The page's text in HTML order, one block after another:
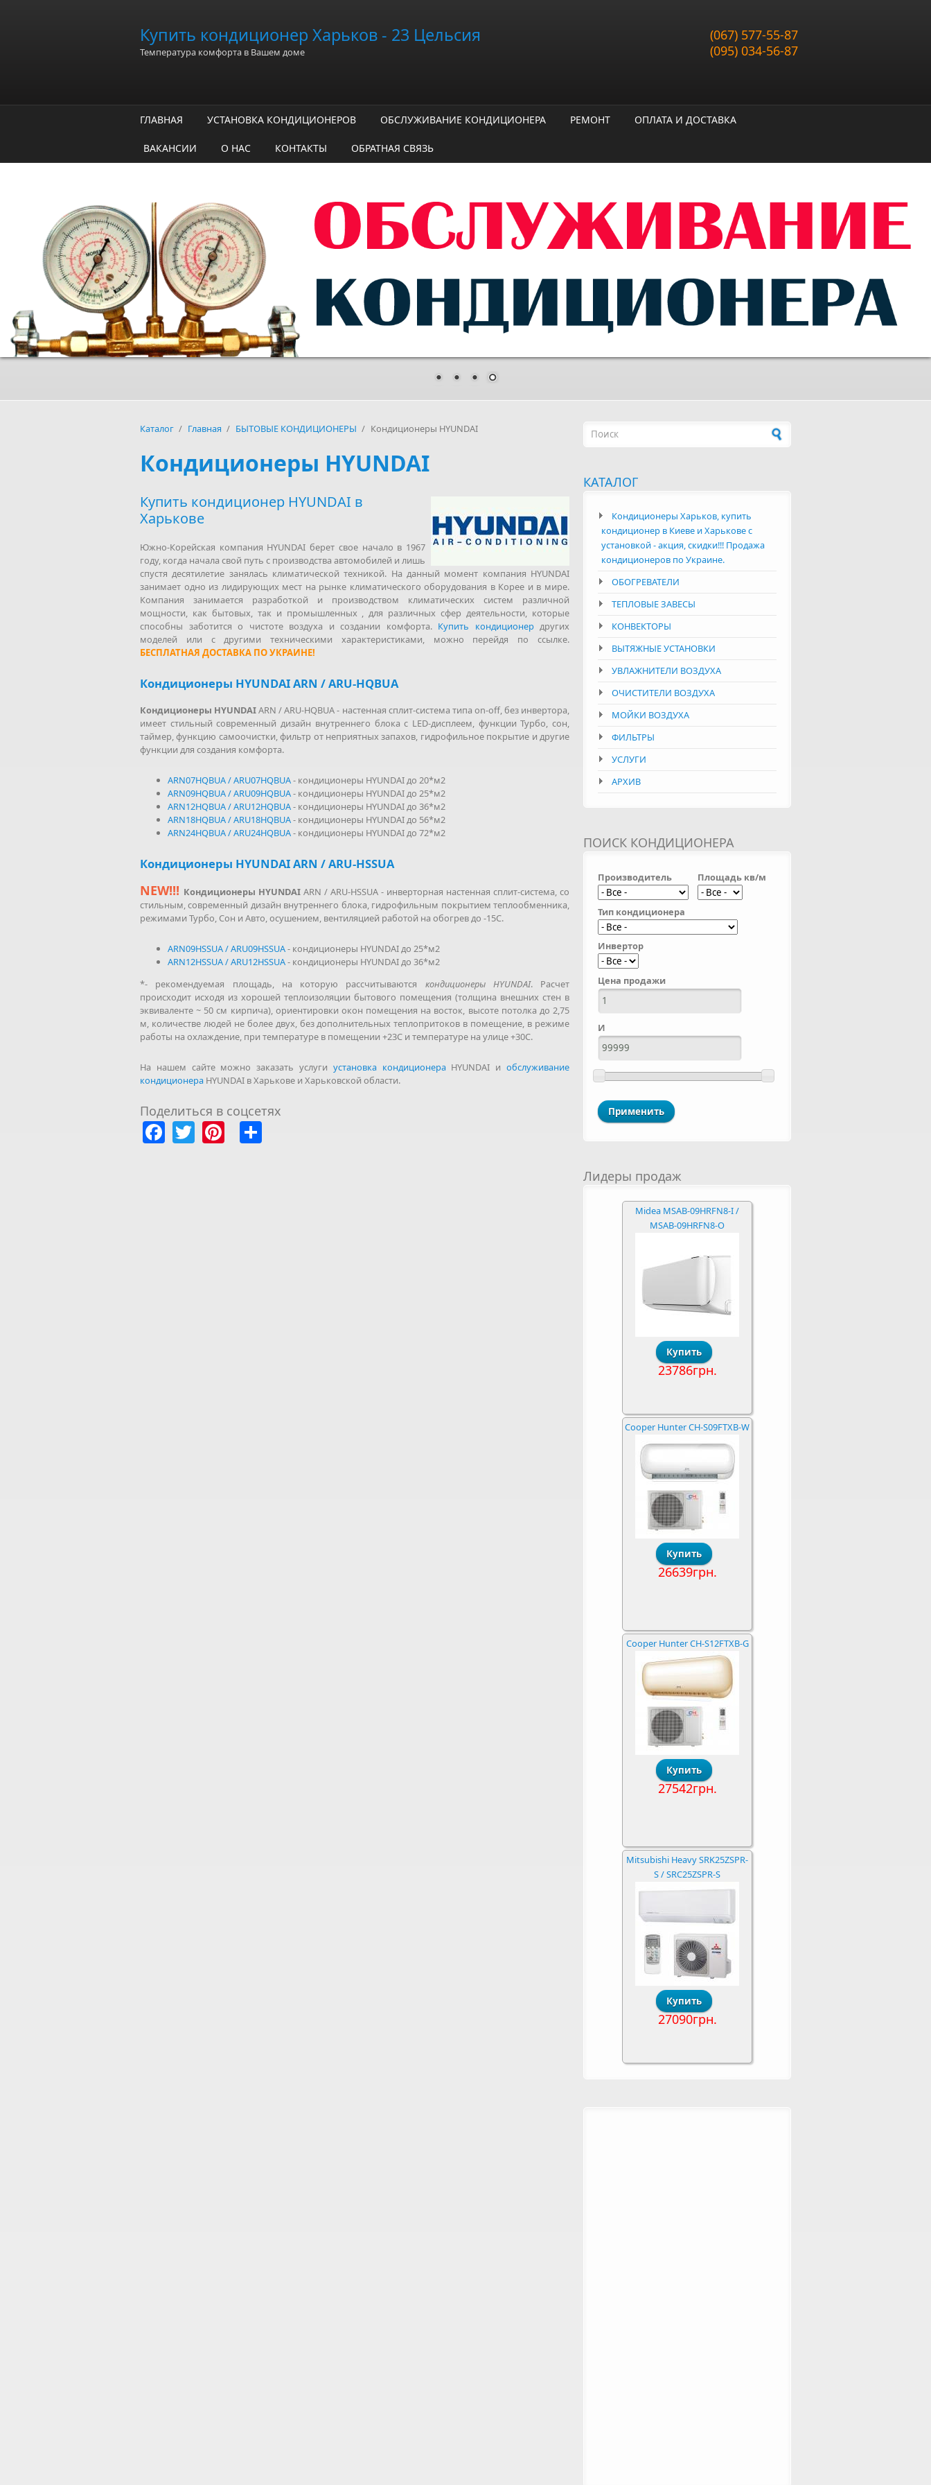
Купить кондиционер Харьков - 23 Цельсия
Температура комфорта в Вашем доме
(067) 577-55-87
(095) 034-56-87
ГЛАВНАЯ УСТАНОВКА КОНДИЦИОНЕРОВ ОБСЛУЖИВАНИЕ КОНДИЦИОНЕРА РЕМОНТ ОПЛАТА И ДОСТАВКА
ВАКАНСИИ О НАС КОНТАКТЫ ОБРАТНАЯ СВЯЗЬ
Каталог / Главная / БЫТОВЫЕ КОНДИЦИОНЕРЫ / Кондиционеры HYUNDAI
Кондиционеры HYUNDAI
Купить кондиционер HYUNDAI в
Харькове
Южно-Корейская компания HYUNDAI берет свое начало в 1967
году, когда начала свой путь с производства автомобилей и лишь
спустя десятилетие занялась климатической техникой. На данный момент компания HYUNDAI
занимает одно из лидирующих мест на рынке климатического оборудования в Корее и в мире.
Компания занимается разработкой и производством климатических систем различной
мощности, как бытовых, так и промышленных , для различных сфер деятельности, которые
способны заботится о чистоте воздуха и создании комфорта. Купить кондиционердругих
моделей или с другими техническими характеристиками, можно перейдя по ссылке.
БЕСПЛАТНАЯ ДОСТАВКА ПО УКРАИНЕ!
Кондиционеры HYUNDAI ARN / ARU-HQBUA
Кондиционеры HYUNDAIARN / ARU-HQBUA - настенная сплит-система типа on-off, без инвертора,
имеет стильный современный дизайн внутреннего блока с LED-дисплеем, функции Турбо, сон,
таймер, функцию самоочистки, фильтр от неприятных запахов, гидрофильное покрытие и другие
функции для создания комфорта.
ARN07HQBUA / ARU07HQBUA- кондиционеры HYUNDAI до 20*м2
ARN09HQBUA / ARU09HQBUA- кондиционеры HYUNDAI до 25*м2
ARN12HQBUA / ARU12HQBUA- кондиционеры HYUNDAI до 36*м2
ARN18HQBUA / ARU18HQBUA- кондиционеры HYUNDAI до 56*м2
ARN24HQBUA / ARU24HQBUA- кондиционеры HYUNDAI до 72*м2
Кондиционеры HYUNDAI ARN / ARU-HSSUA
NEW!!! Кондиционеры HYUNDAI ARN / ARU-HSSUA - инверторная настенная сплит-система, со
стильным, современный дизайн внутреннего блока, гидрофильным покрытием теплообменника,
режимами Турбо, Сон и Авто, осушением, вентиляцией работой на обогрев до -15С.
ARN09HSSUA / ARU09HSSUA- кондиционеры HYUNDAI до 25*м2
ARN12HSSUA / ARU12HSSUA- кондиционеры HYUNDAI до 36*м2
*- рекомендуемая площадь, на которую рассчитываются кондиционеры HYUNDAI. Расчет
происходит исходя из хорошей теплоизоляции бытового помещения (толщина внешних стен в
эквиваленте ~ 50 см кирпича), ориентировки окон помещения на восток, высоте потолка до 2,75
м, количестве людей не более двух, без дополнительных теплопритоков в помещение, в режиме
работы на охлаждение, при температуре в помещении +23С и температуре на улице +30С.
На нашем сайте можно заказать услуги установка кондиционераHYUNDAI иобслуживание
кондиционера HYUNDAI в Харькове и Харьковской области.
Поделиться в соцсетях
Facebook
TwitterPinterest
Форма поиска
КАТАЛОГ
Кондиционеры Харьков, купить
кондиционер в Киеве и Харькове с
установкой - акция, скидки!!! Продажа
кондиционеров по Украине.
ОБОГРЕВАТЕЛИ
ТЕПЛОВЫЕ ЗАВЕСЫ
КОНВЕКТОРЫ
ВЫТЯЖНЫЕ УСТАНОВКИ
УВЛАЖНИТЕЛИ ВОЗДУХА
ОЧИСТИТЕЛИ ВОЗДУХА
МОЙКИ ВОЗДУХА
ФИЛЬТРЫ
УСЛУГИ
АРХИВ
ПОИСК КОНДИЦИОНЕРА
Производитель Площадь кв/м
Тип кондиционера
Инвертор
Цена продажи
И
Лидеры продаж
Midea MSAB-09HRFN8-I /
MSAB-09HRFN8-O
23786грн.
Cooper Hunter CH-S09FTXB-W
26639грн.
Cooper Hunter CH-S12FTXB-G
27542грн.
Mitsubishi Heavy SRK25ZSPR-
S / SRC25ZSPR-S
27090грн.